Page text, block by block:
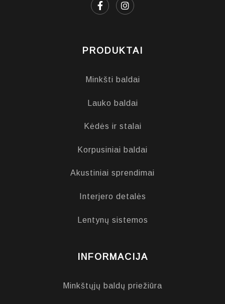
PRODUKTAI
Minkšti baldai
Lauko baldai
Kėdės ir stalai
Korpusiniai baldai
Akustiniai sprendimai
Interjero detalės
Lentynų sistemos
INFORMACIJA
Minkštųjų baldų priežiūra